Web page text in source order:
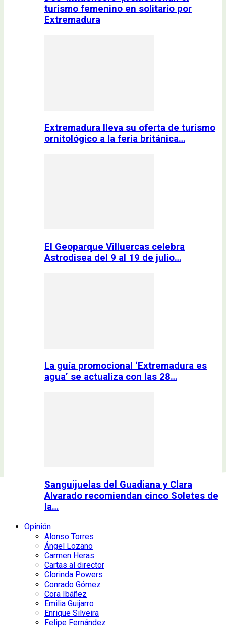
turismo femenino en solitario por
Extremadura
Extremadura lleva su oferta de turismo
ornitológico a la feria británica…
El Geoparque Villuercas celebra
Astrodisea del 9 al 19 de julio…
La guía promocional ‘Extremadura es
agua’ se actualiza con las 28…
Sanguijuelas del Guadiana y Clara
Alvarado recomiendan cinco Soletes de
la…
Opinión
Alonso Torres
Ángel Lozano
Carmen Heras
Cartas al director
Clorinda Powers
Conrado Gómez
Cora Ibáñez
Emilia Guijarro
Enrique Silveira
Felipe Fernández